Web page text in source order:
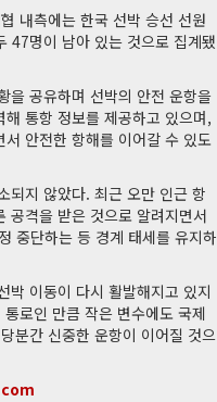
내측에는 한국 선박 승선 선원
47명이 남아 있는 것으로 집계됐
을 공유하며 선박의 안전 운항을
통항 정보를 제공하고 있으며,
안전한 항해를 이어갈 수 있도
되지 않았다. 최근 오만 인근 항
공격을 받은 것으로 알려지면서
중단하는 등 경계 태세를 유지하
박 이동이 다시 활발해지고 있지
로인 만큼 작은 변수에도 국제
분간 신중한 운항이 이어질 것으